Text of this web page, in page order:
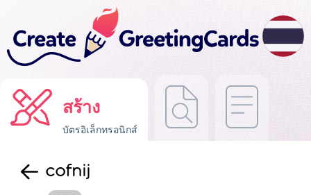
สร้าง
บัตรอิเล็กทรอนิกส์
cofnij